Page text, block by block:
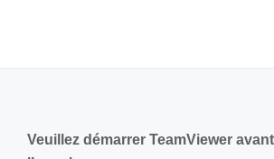
Veuillez démarrer TeamViewer avant